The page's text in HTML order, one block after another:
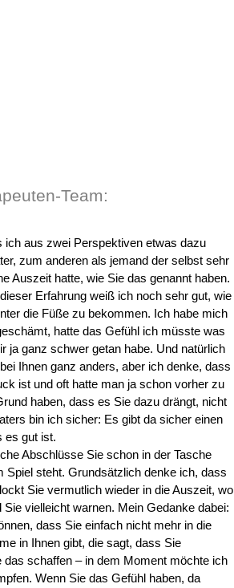
Team:
ich aus zwei Perspektiven etwas dazu
zum anderen als jemand der selbst sehr
Auszeit hatte, wie Sie das genannt haben.
Erfahrung weiß ich noch sehr gut, wie
die Füße zu bekommen. Ich habe mich
hatte das Gefühl ich müsste was
ja ganz schwer getan habe. Und natürlich
Ihnen ganz anders, aber ich denke, dass
ist und oft hatte man ja schon vorher zu
haben, dass es Sie dazu drängt, nicht
bin ich sicher: Es gibt da sicher einen
es gut ist.
Abschlüsse Sie schon in der Tasche
Spiel steht. Grundsätzlich denke ich, dass
Sie vermutlich wieder in die Auszeit, wo
vielleicht warnen. Mein Gedanke dabei:
dass Sie einfach nicht mehr in die
in Ihnen gibt, die sagt, dass Sie
schaffen – in dem Moment möchte ich
Wenn Sie das Gefühl haben, da